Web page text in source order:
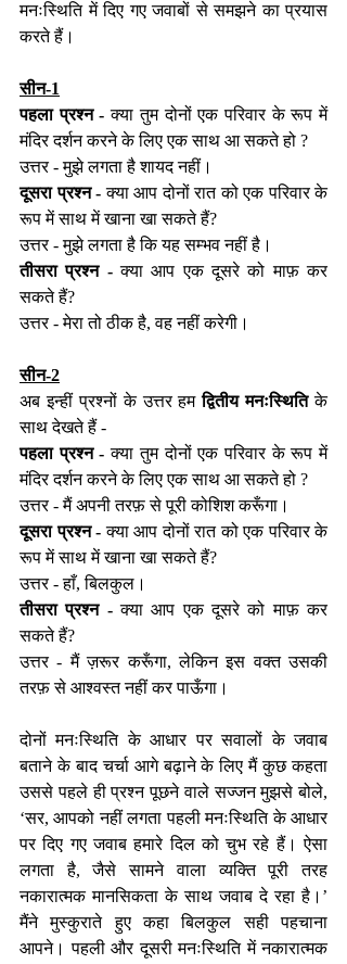
मनःस्थिति में दिए गए जवाबों से समझने का प्रयास
करते हैं।
सीन-1
पहला प्रश्न - क्या तुम दोनों एक परिवार के रूप में
मंदिर दर्शन करने के लिए एक साथ आ सकते हो ?
उत्तर - मुझे लगता है शायद नहीं।
दूसरा प्रश्न - क्या आप दोनों रात को एक परिवार के
रूप में साथ में खाना खा सकते हैं?
उत्तर - मुझे लगता है कि यह सम्भव नहीं है।
तीसरा प्रश्न - क्या आप एक दूसरे को माफ़ कर
सकते हैं?
उत्तर - मेरा तो ठीक है, वह नहीं करेगी।
सीन-2
अब इन्हीं प्रश्नों के उत्तर हम द्वितीय मनःस्थिति के
साथ देखते हैं -
पहला प्रश्न - क्या तुम दोनों एक परिवार के रूप में
मंदिर दर्शन करने के लिए एक साथ आ सकते हो ?
उत्तर - मैं अपनी तरफ़ से पूरी कोशिश करूँगा।
दूसरा प्रश्न - क्या आप दोनों रात को एक परिवार के
रूप में साथ में खाना खा सकते हैं?
उत्तर - हाँ, बिलकुल।
तीसरा प्रश्न - क्या आप एक दूसरे को माफ़ कर
सकते हैं?
उत्तर - मैं ज़रूर करूँगा, लेकिन इस वक्त उसकी
तरफ़ से आश्वस्त नहीं कर पाऊँगा।
दोनों मनःस्थिति के आधार पर सवालों के जवाब
बताने के बाद चर्चा आगे बढ़ाने के लिए मैं कुछ कहता
उससे पहले ही प्रश्न पूछने वाले सज्जन मुझसे बोले,
‘सर, आपको नहीं लगता पहली मनःस्थिति के आधार
पर दिए गए जवाब हमारे दिल को चुभ रहे हैं। ऐसा
लगता है, जैसे सामने वाला व्यक्ति पूरी तरह
नकारात्मक मानसिकता के साथ जवाब दे रहा है।’
मैंने मुस्कुराते हुए कहा बिलकुल सही पहचाना
आपने। पहली और दूसरी मनःस्थिति में नकारात्मक